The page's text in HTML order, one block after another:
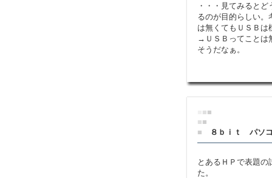
・・・見てみると
るのが目的らしい。
は無くてもＵＳＢは
→ＵＳＢってことは
そうだなぁ。
■■
■■
■
８ｂｉｔ パソ
とあるＨＰで表題
た。